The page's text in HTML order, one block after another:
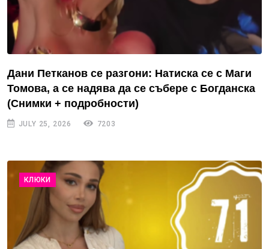
Дани Петканов се разгони: Натиска се с Маги
Томова, а се надява да се събере с Богданска
(Снимки + подробности)
JULY 25, 2026 7203
КЛЮКИ